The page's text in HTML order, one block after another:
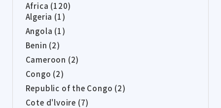
Africa (120)
Algeria (1)
Angola (1)
Benin (2)
Cameroon (2)
Congo (2)
Republic of the Congo (2)
Cote d'lvoire (7)